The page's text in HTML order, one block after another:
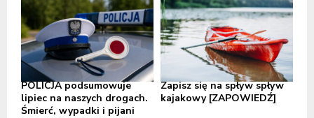
POLICJA podsumowuje
lipiec na naszych drogach.
Śmierć, wypadki i pijani
Zapisz się na spływ spływ
kajakowy [ZAPOWIEDŹ]